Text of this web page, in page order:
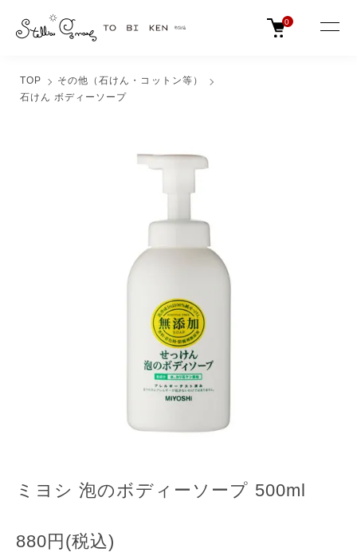
0
TOP
その他（石けん・コットン等）
石けん ボディーソープ
ミヨシ 泡のボディーソープ 500ml
880円(税込)